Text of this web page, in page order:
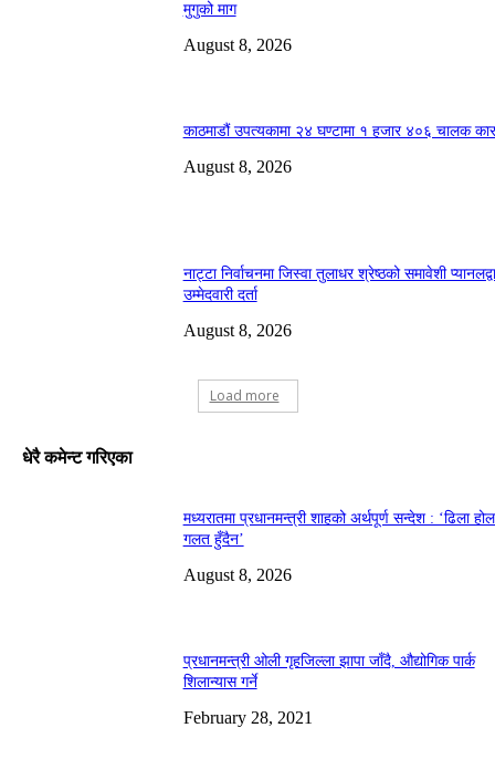
मुगुको माग
August 8, 2026
काठमाडौं उपत्यकामा २४ घण्टामा १ हजार ४०६ चालक
August 8, 2026
नाट्टा निर्वाचनमा जिस्वा तुलाधर श्रेष्ठको समावेशी
उम्मेदवारी दर्ता
August 8, 2026
Load more
धेरै कमेन्ट गरिएका
मध्यरातमा प्रधानमन्त्री शाहको अर्थपूर्ण सन्देश : ‘ढिला
गलत हुँदैन’
August 8, 2026
प्रधानमन्त्री ओली गृहजिल्ला झापा जाँदै, औद्योगिक पार्क
शिलान्यास गर्ने
February 28, 2021